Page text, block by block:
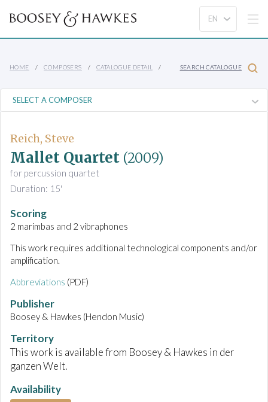
HOME COMPOSERS CATALOGUE DETAIL SEARCH CATALOGUE
Reich, Steve
Mallet Quartet (2009)
for percussion quartet
Duration: 15'
Scoring
2 marimbas and 2 vibraphones
This work requires additional technological components and/or
amplification.
Abbreviations (PDF)
Publisher
Boosey & Hawkes (Hendon Music)
Territory
This work is available from Boosey & Hawkes in der
ganzen Welt.
Availability